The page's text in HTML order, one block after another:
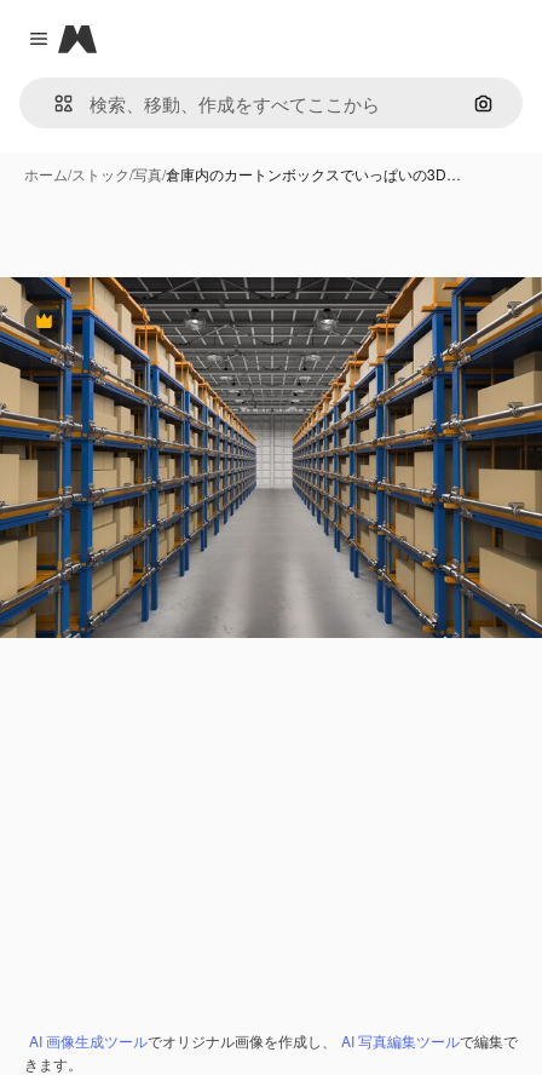
Close menu
Magnific
画像で
ホーム/ストック/写真/倉庫内のカートンボックスでいっぱいの3D…
Premium
AI 画像生成ツールでオリジナル画像を作成し、 AI 写真編集ツールで編集で
きます。